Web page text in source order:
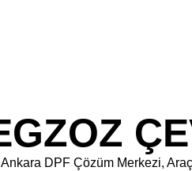
DPF Çözüm Merkezi,